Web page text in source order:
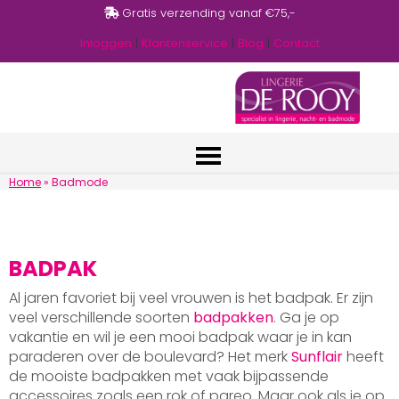
Gratis verzending vanaf €75,-
Inloggen | Klantenservice | Blog | Contact
Home» Badmode
BADPAK
Al jaren favoriet bij veel vrouwen is het badpak. Er zijn
veel verschillende soorten badpakken. Ga je op
vakantie en wil je een mooi badpak waar je in kan
paraderen over de boulevard? Het merkSunflairheeft
de mooiste badpakken met vaak bijpassende